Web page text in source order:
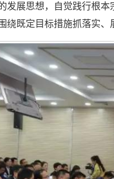
发展思想，自觉践行根
绕既定目标措施抓落实